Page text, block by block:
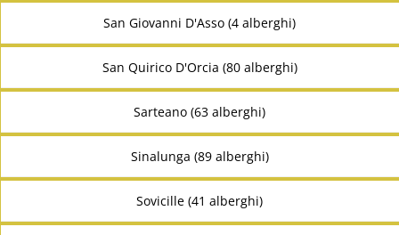
San Giovanni D'Asso (4 alberghi)
San Quirico D'Orcia (80 alberghi)
Sarteano (63 alberghi)
Sinalunga (89 alberghi)
Sovicille (41 alberghi)